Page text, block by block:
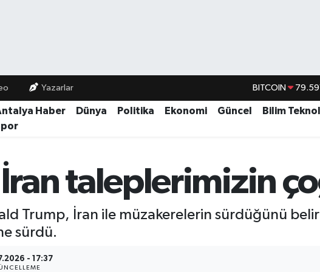
Yazarlar
BITCOIN
BİST100
Haber Dünya Politika Ekonomi Güncel Bilim
taleplerimizin
Trump, İran ile müzakerelerin sürdüğünü
sürdü.
- 17:37